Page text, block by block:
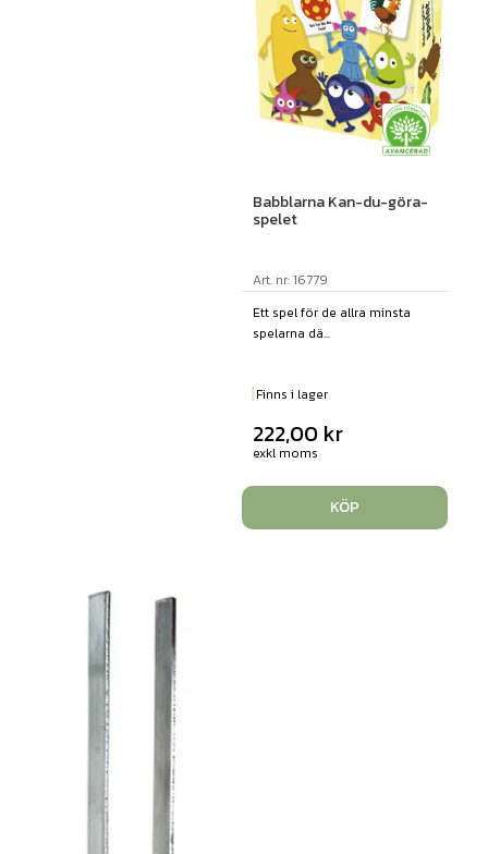
Babblarna Kan-du-göra-
spelet
Art. nr: 16779
Ett spel för de allra minsta
spelarna dä...
Finns i lager
222,00 kr
exkl moms
KÖP